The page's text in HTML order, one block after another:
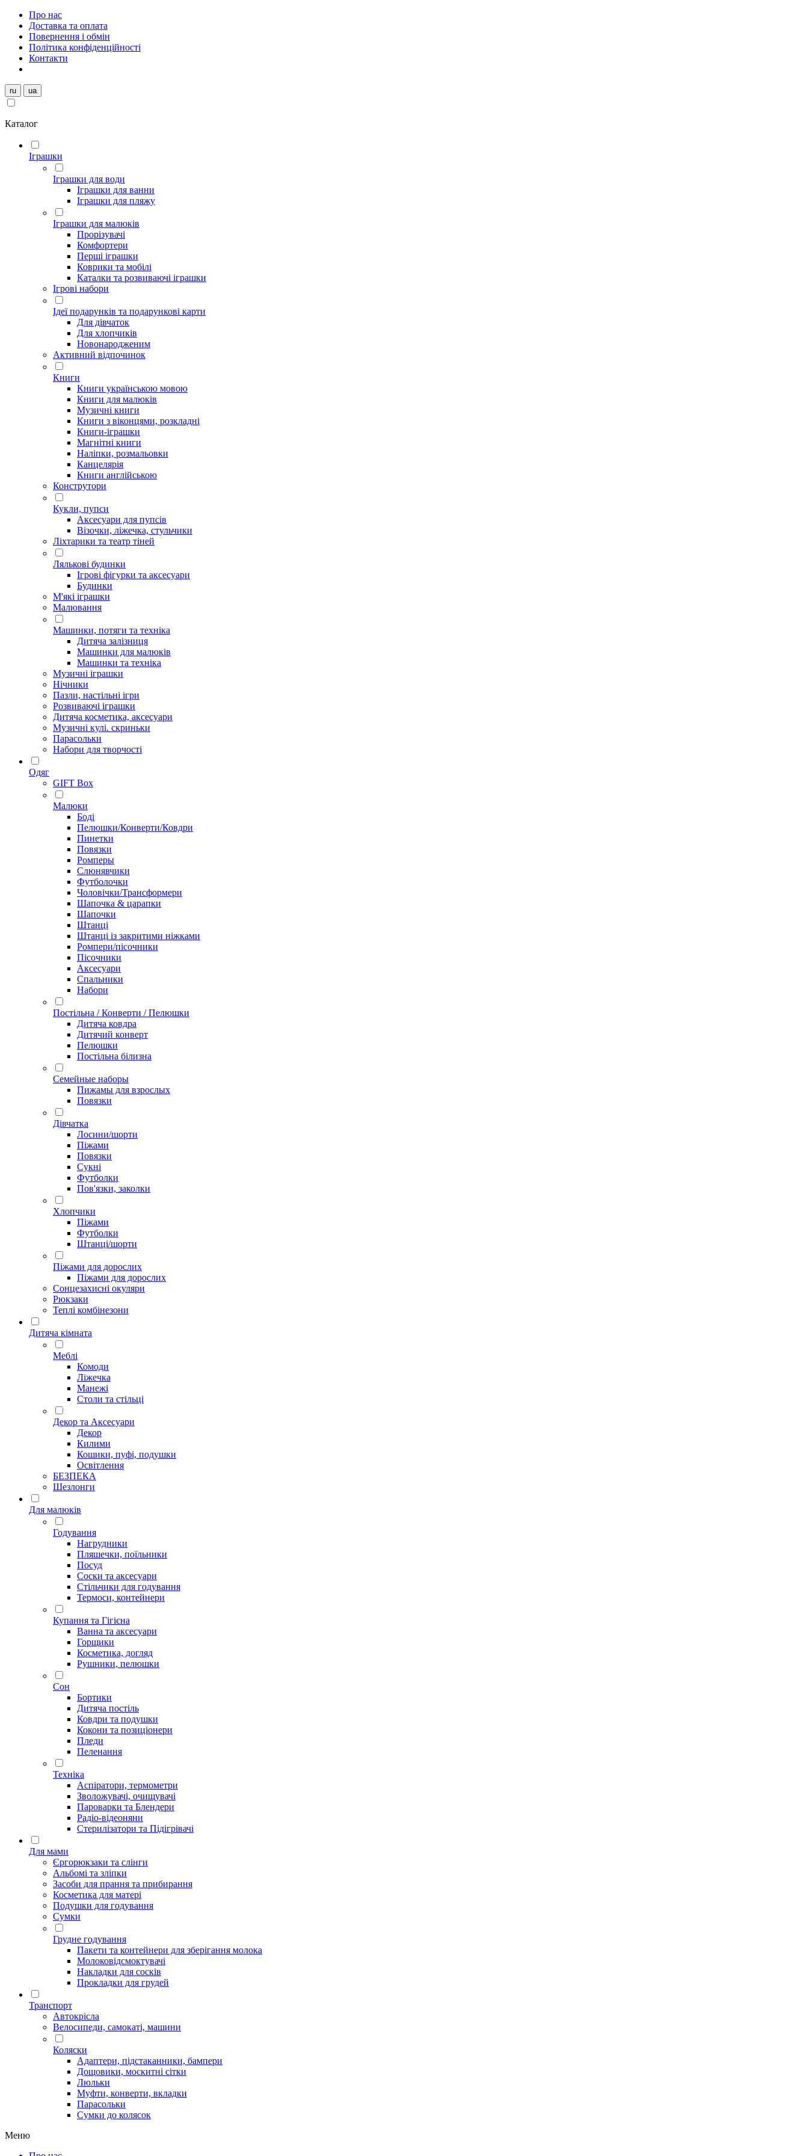
Про нас
Доставка та оплата
Повернення і обмін
Політика конфіденційності
Контакти
ru ua
Каталог
Іграшки
Іграшки для води
Іграшки для ванни
Іграшки для пляжу
Іграшки для малюків
Прорізувачі
Комфортери
Перші іграшки
Коврики та мобілі
Каталки та розвиваючі іграшки
Ігрові набори
Ідеї ​​подарунків та подарункові карти
Для дівчаток
Для хлопчиків
Новонародженим
Активний відпочинок
Книги
Книги українською мовою
Книги для малюків
Музичні книги
Книги з віконцями, розкладні
Книги-іграшки
Магнітні книги
Наліпки, розмальовки
Канцелярія
Книги англійською
Конструтори
Кукли, пупси
Аксесуари для пупсів
Візочки, ліжечка, стульчики
Ліхтарики та театр тіней
Лялькові будинки
Ігрові фігурки та аксесуари
Будинки
М'які іграшки
Малювання
Машинки, потяги та техніка
Дитяча залізниця
Машинки для малюків
Машинки та техніка
Музичні іграшки
Нічники
Пазли, настільні ігри
Розвиваючі іграшки
Дитяча косметика, аксесуари
Музичні кулі. скриньки
Парасольки
Набори для творчості
Одяг
GIFT Box
Малюки
Боді
Пелюшки/Конверти/Ковдри
Пинетки
Повязки
Ромперы
Слюнявчики
Футболочки
Чоловічки/Трансформери
Шапочка & царапки
Шапочки
Штанці
Штанці із закритими ніжками
Ромпери/пісочники
Пісочники
Аксесуари
Спальники
Набори
Постільна / Конверти / Пелюшки
Дитяча ковдра
Дитячий конверт
Пелюшки
Постільна білизна
Семейные наборы
Пижамы для взрослых
Повязки
Дівчатка
Лосини/шорти
Піжами
Повязки
Сукні
Футболки
Пов'язки, заколки
Хлопчики
Піжами
Футболки
Штанці/шорти
Піжами для дорослих
Піжами для дорослих
Сонцезахисні окуляри
Рюкзаки
Теплі комбінезони
Дитяча кімната
Меблі
Комоди
Ліжечка
Манежі
Столи та стільці
Декор та Аксесуари
Декор
Килими
Кошики, пуфі, подушки
Освітлення
БЕЗПЕКА
Шезлонги
Для малюків
Годування
Нагрудники
Пляшечки, поїльники
Посуд
Соски та аксесуари
Стільчики для годування
Термоси, контейнери
Купання та Гігієна
Ванна та аксесуари
Горщики
Косметика, догляд
Рушники, пелюшки
Сон
Бортики
Дитяча постіль
Ковдри та подушки
Кокони та позиціонери
Пледи
Пеленання
Техніка
Аспіратори, термометри
Зволожувачі, очищувачі
Пароварки та Блендери
Радіо-відеоняни
Стерилізатори та Підігрівачі
Для мами
Єргорюкзаки та слінги
Альбомі та зліпки
Засоби для прання та прибирання
Косметика для матері
Подушки для годування
Сумки
Грудне годування
Пакети та контейнери для зберігання молока
Молоковідсмоктувачі
Накладки для сосків
Прокладки для грудей
Транспорт
Автокрісла
Велосипеди, самокаті, машини
Коляски
Адаптери, підстаканники, бампери
Дощовики, москитні сітки
Люльки
Муфти, конверти, вкладки
Парасольки
Сумки до колясок
Меню